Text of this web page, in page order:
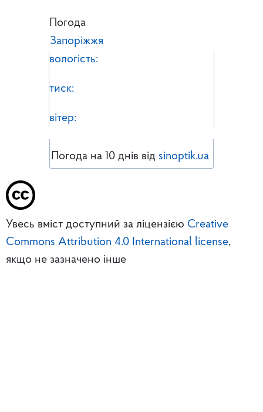
Погода
Запоріжжя
вологість:
тиск:
вітер:
Погода на 10 днів від sinoptik.ua
Увесь вміст доступний за ліцензією Creative
Commons Attribution 4.0 International license,
якщо не зазначено інше